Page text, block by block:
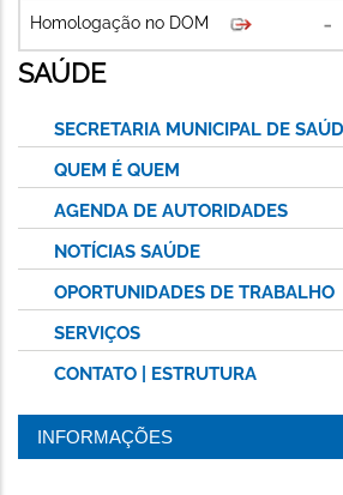
Homologação no DOM
SAÚDE
SECRETARIA MUNICIPAL DE
QUEM É QUEM
AGENDA DE AUTORIDADES
NOTÍCIAS SAÚDE
OPORTUNIDADES DE TRABALHO
SERVIÇOS
CONTATO | ESTRUTURA
INFORMAÇÕES